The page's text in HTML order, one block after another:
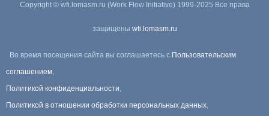
Copyright © wfi.lomasm.ru (Work Flow Initiative) 1999-2025 Все права
защищены wfi.lomasm.ru
Во время посещения сайта вы соглашаетесь с Пользовательским
соглашением,
Политикой конфиденциальности,
Политикой в отношении обработки персональных данных,